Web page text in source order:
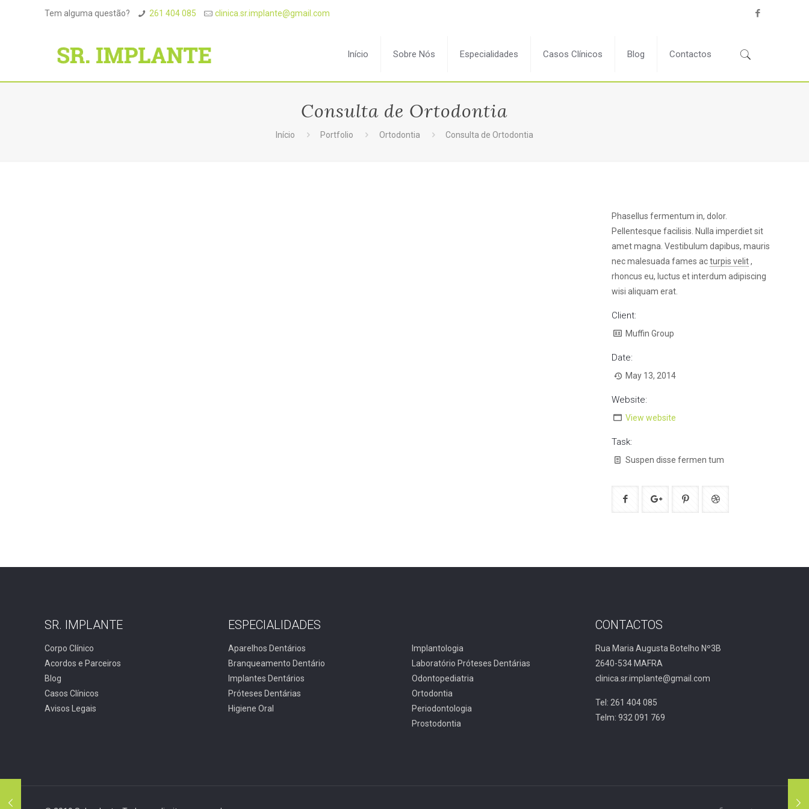
Tem alguma questão? 261 404 085 clinica.sr.implante@gmail.com
Início Sobre Nós Especialidades Casos Clínicos Blog Contactos
Consulta de Ortodontia
Início Portfolio Ortodontia Consulta de Ortodontia
Phasellus fermentum in, dolor.
Pellentesque facilisis. Nulla imperdiet sit
amet magna. Vestibulum dapibus, mauris
nec malesuada fames acturpis velit,
rhoncus eu, luctus et interdum adipiscing
wisi aliquam erat.
Client:
Muffin Group
Date:
May 13, 2014
Website:
View website
Task:
Suspen disse fermen tum
SR. IMPLANTE
Corpo Clínico
Acordos e Parceiros
Blog
Casos Clínicos
Avisos Legais
ESPECIALIDADES
Aparelhos Dentários
Branqueamento Dentário
Implantes Dentários
Próteses Dentárias
Higiene Oral
Implantologia
Laboratório Próteses Dentárias
Odontopediatria
Ortodontia
Periodontologia
Prostodontia
CONTACTOS
Rua Maria Augusta Botelho Nº3B
2640-534 MAFRA
clinica.sr.implante@gmail.com
Tel: 261 404 085
Telm: 932 091 769